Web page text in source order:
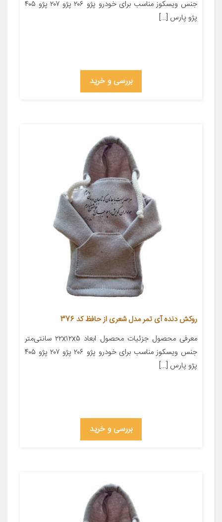
جنس ویسکوز مناسب برای خودرو پژو ۲۰۶ پژو ۲۰۷ پژو ۴۰۵
پژو پارس […]
بررسی و خرید
روکش دنده آی تمر مدل شعری از حافظ کد 376
معرفی محصول جزئیات محصول ابعاد ۲۲x۱۲x۵ سانتی‌متر
جنس ویسکوز مناسب برای خودرو پژو ۲۰۶ پژو ۲۰۷ پژو ۴۰۵
پژو پارس […]
بررسی و خرید